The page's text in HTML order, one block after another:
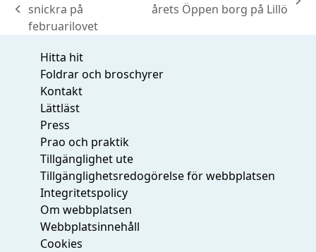
previous
post:
snickra på
februarilovet
next
årets Öppen borg på Lillö
Hitta hit
Foldrar och broschyrer
Kontakt
Lättläst
Press
Prao och praktik
Tillgänglighet ute
Tillgänglighetsredogörelse för webbplatsen
Integritetspolicy
Om webbplatsen
Webbplatsinnehåll
Cookies